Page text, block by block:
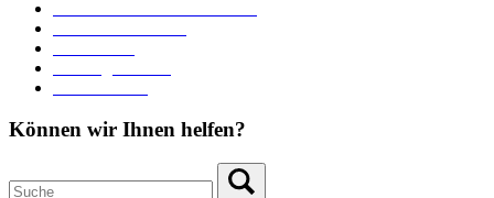
Können wir Ihnen helfen?